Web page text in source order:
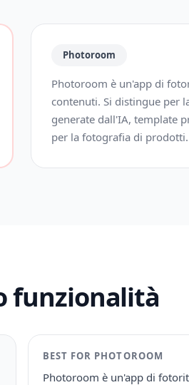
Photoroom
Photoroom è un'app di
contenuti. Si distingue per
generate dall'IA, template
per la fotografia di prodotti.
funzionalità
BEST FOR PHOTOROOM
Photoroom è un'app di